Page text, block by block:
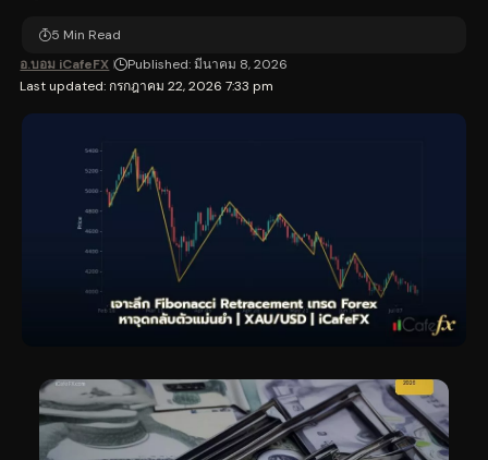
Last updated: กรกฎาคม 22, 2026 7:33 pm
อ.บอม iCafeFX Published: มีนาคม 8, 2026
5 Min Read